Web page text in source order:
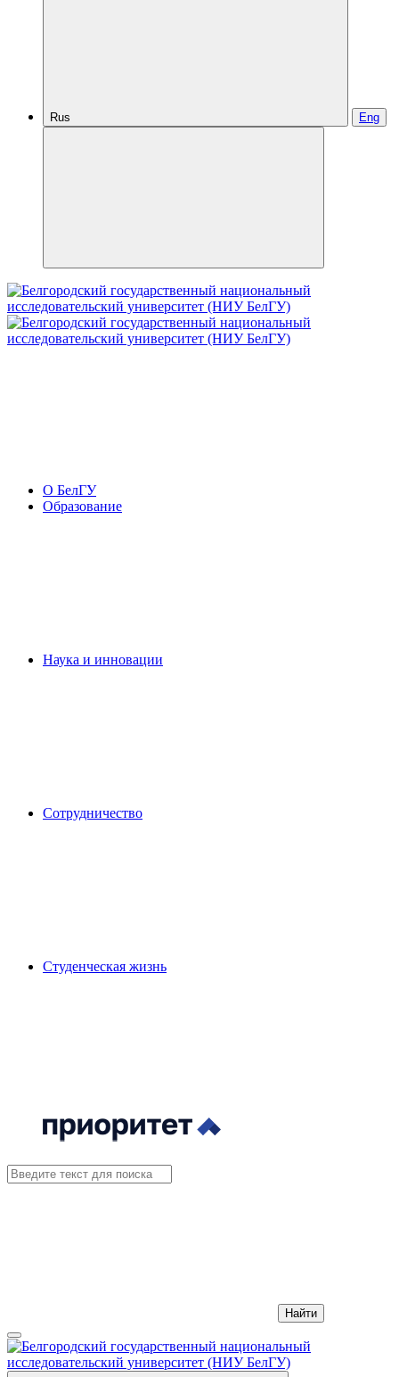
Rus Eng
О БелГУ
Образование
Наука и инновации
Сотрудничество
Студенческая жизнь
Найти